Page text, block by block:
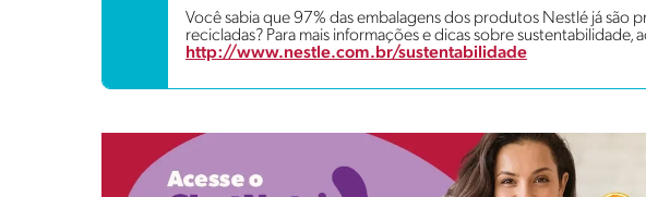
Você sabia que 97% das embalagens dos produtos Nestlé já são
recicladas? Para mais informações e dicas sobre sustentabilidade,
http://www.nestle.com.br/sustentabilidade